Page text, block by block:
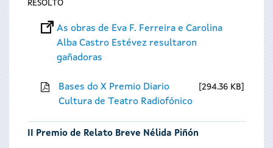
RESOLTO
As obras de Eva F. Ferreira e Carolina
Alba Castro Estévez resultaron
gañadoras
Bases do X Premio Diario
Cultura de Teatro Radiofónico
294.36 KB
II Premio de Relato Breve Nélida Piñón